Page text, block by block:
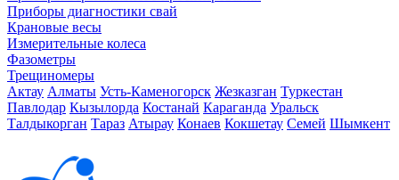
Приборы диагностики свай
Крановые весы
Измерительные колеса
Фазометры
Трещиномеры
Актау Алматы Усть-Каменогорск Жезказган Туркестан
Павлодар Кызылорда Костанай Караганда Уральск
Талдыкорган Тараз Атырау Конаев Кокшетау Семей Шымкент